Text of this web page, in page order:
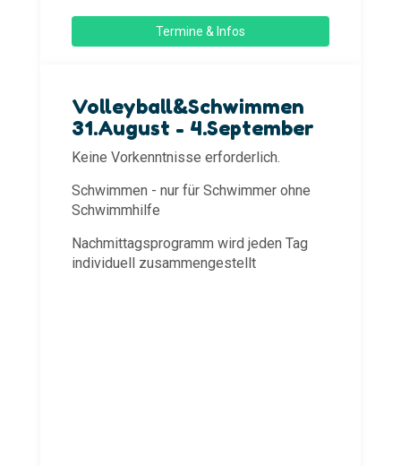
Termine & Infos
Volleyball&Schwimmen
31.August - 4.September
Keine Vorkenntnisse erforderlich.
Schwimmen - nur für Schwimmer ohne
Schwimmhilfe
Nachmittagsprogramm wird jeden Tag
individuell zusammengestellt